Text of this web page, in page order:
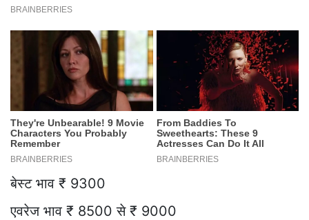
बेस्ट भाव ₹ 9300
एवरेज भाव ₹ 8500 से ₹ 9000